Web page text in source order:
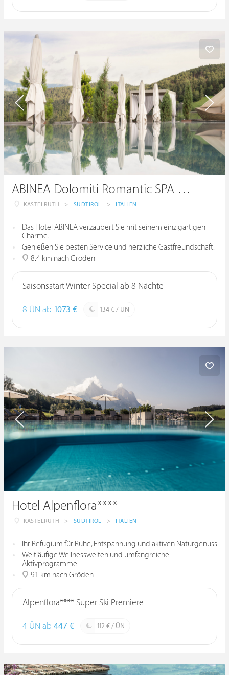
ABINEA Dolomiti Romantic SPA Hotel
KASTELRUTH > SÜDTIROL > ITALIEN
Das Hotel ABINEA verzaubert Sie mit seinem einzigartigen
Charme.
Genießen Sie besten Service und herzliche Gastfreundschaft.
8.4 km nach Gröden
Saisonsstart Winter Special ab 8 Nächte
8 ÜN ab 1073 € 134 € / ÜN
Hotel Alpenflora****
KASTELRUTH > SÜDTIROL > ITALIEN
Ihr Refugium für Ruhe, Entspannung und aktiven Naturgenuss
Weitläufige Wellnesswelten und umfangreiche
Aktivprogramme
9.1 km nach Gröden
Alpenflora**** Super Ski Premiere
4 ÜN ab 447 € 112 € / ÜN